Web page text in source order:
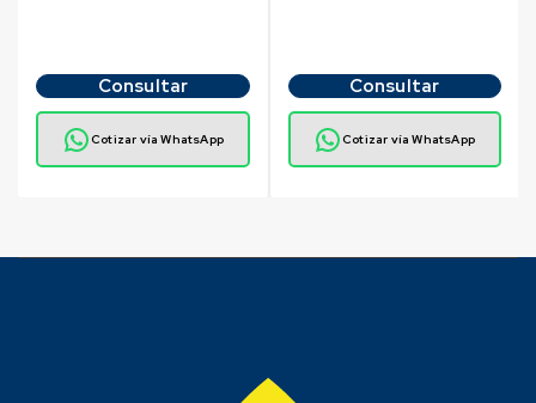
Consultar
Cotizar vía WhatsApp
Consultar
Cotizar vía WhatsApp